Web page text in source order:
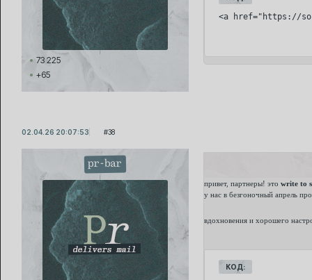
73 225
+65
<a href="https://
38
02.04.26 20:07:53
pr-bar
привет, партнеры! это write to
у нас в безгоночный апрель
вдохновения и хорошего
КОД: